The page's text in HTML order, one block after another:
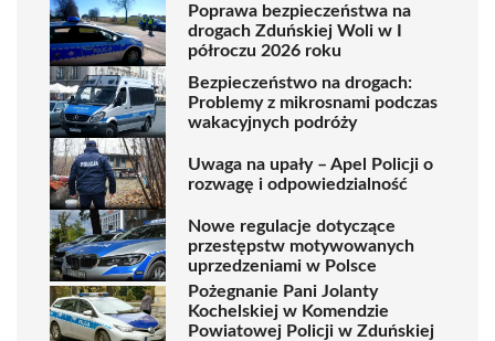
Poprawa bezpieczeństwa na
drogach Zduńskiej Woli w I
półroczu 2026 roku
Bezpieczeństwo na drogach:
Problemy z mikrosnami podczas
wakacyjnych podróży
Uwaga na upały – Apel Policji o
rozwagę i odpowiedzialność
Nowe regulacje dotyczące
przestępstw motywowanych
uprzedzeniami w Polsce
Pożegnanie Pani Jolanty
Kochelskiej w Komendzie
Powiatowej Policji w Zduńskiej